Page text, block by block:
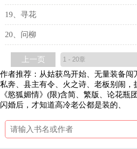
19、寻花
20、问柳
上一页
作者推荐： 从姑获鸟开始 无量装备闯
私奔
县主有令 火之诗 老板别闹，
《慾狐媚情》(限)含简、繁版
论花瓶
闪婚后，才知道高冷老公都是装的